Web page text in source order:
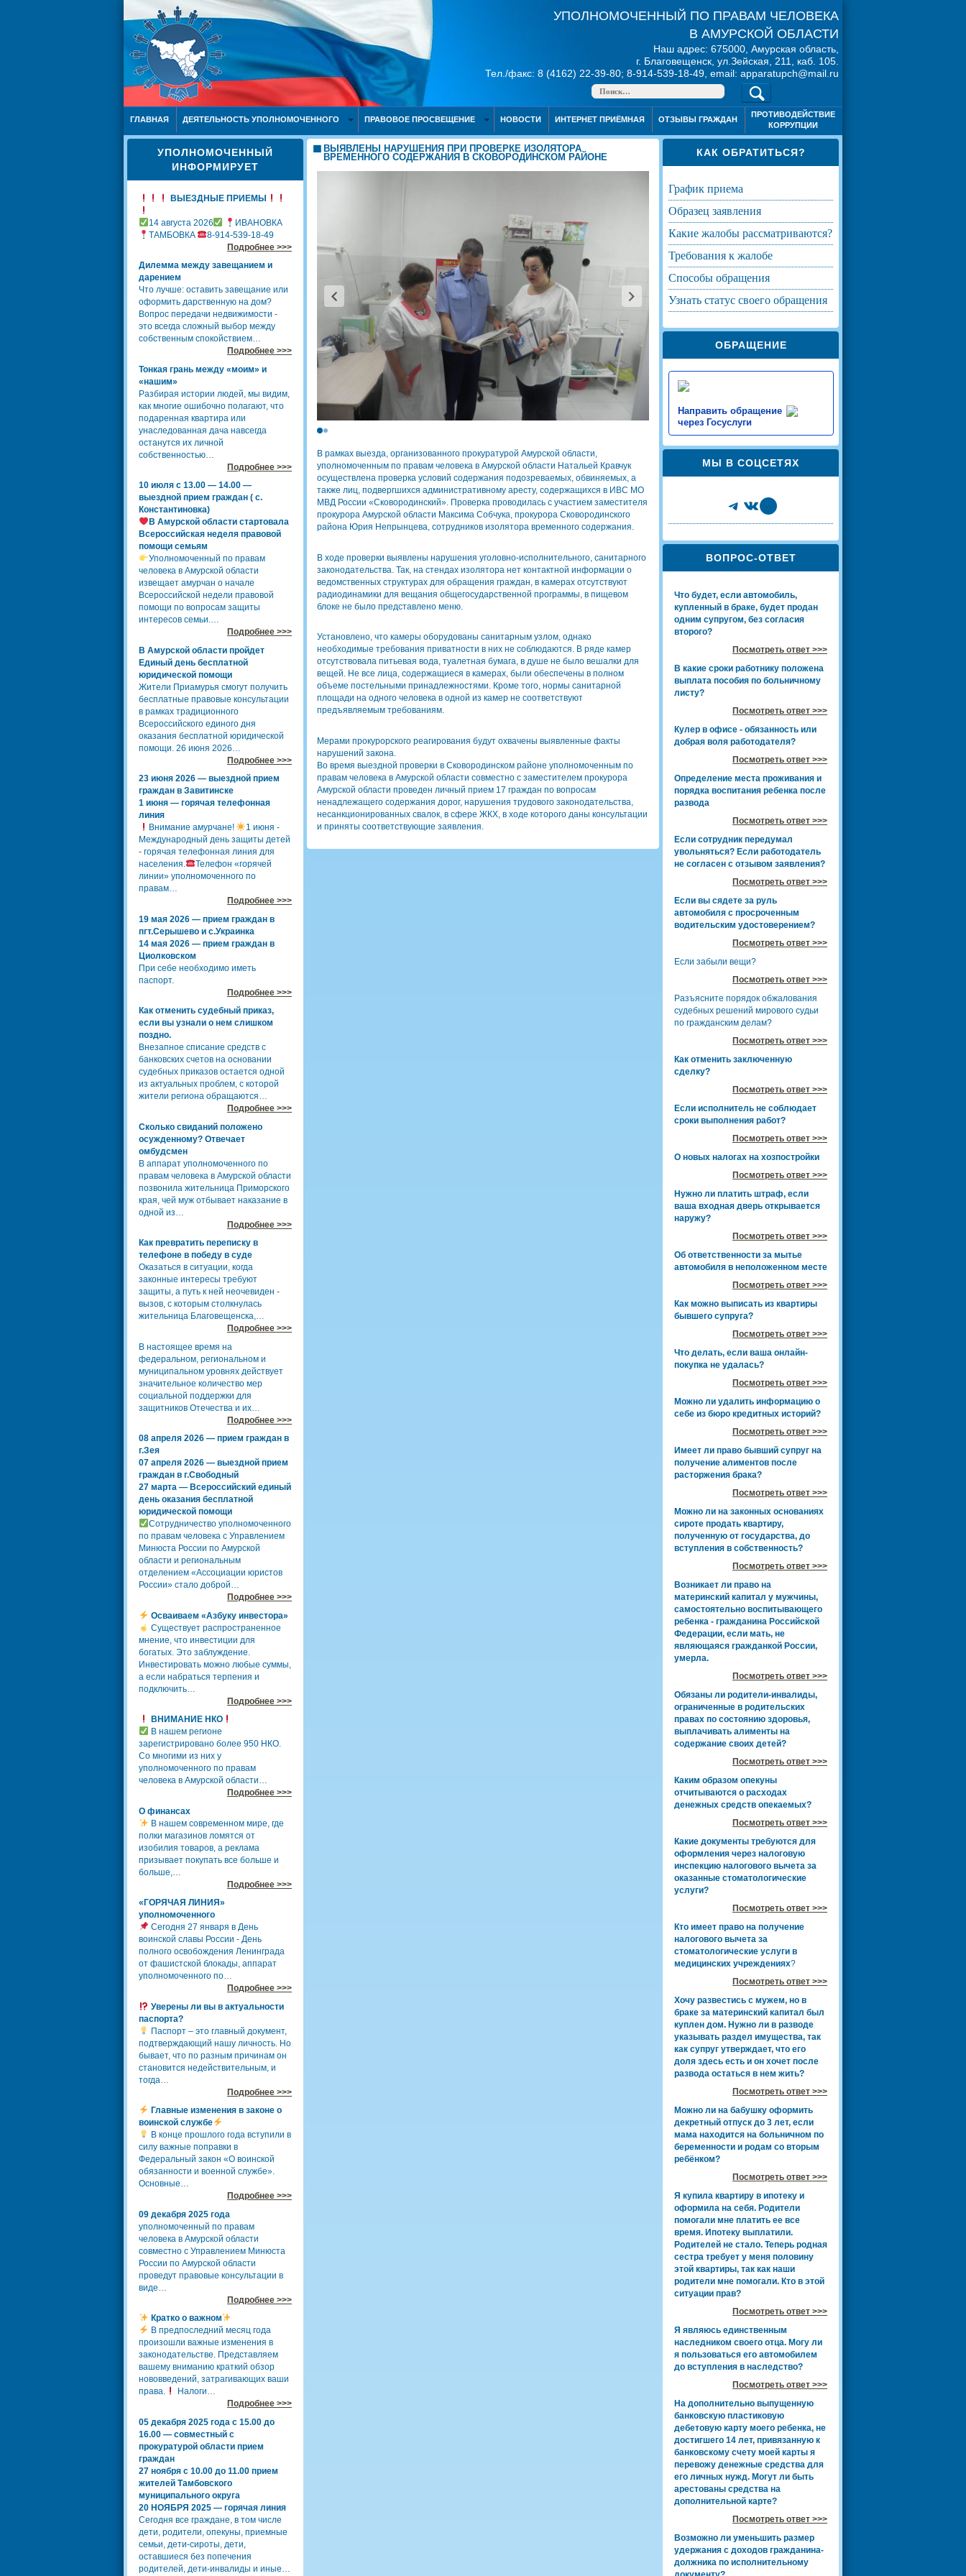
УПОЛНОМОЧЕННЫЙ ПО ПРАВАМ ЧЕЛОВЕКА
В АМУРСКОЙ ОБЛАСТИ
Наш адрес: 675000, Амурская область,
г. Благовещенск, ул.Зейская, 211, каб. 105.
Тел./факс: 8 (4162) 22-39-80; 8-914-539-18-49, email: apparatupch@mail.ru
ГЛАВНАЯ ДЕЯТЕЛЬНОСТЬ УПОЛНОМОЧЕННОГО ПРАВОВОЕ ПРОСВЕЩЕНИЕ НОВОСТИ ИНТЕРНЕТ ПРИЁМНАЯ ОТЗЫВЫ ГРАЖДАН
ПРОТИВОДЕЙСТВИЕ
КОРРУПЦИИ
УПОЛНОМОЧЕННЫЙ
ИНФОРМИРУЕТ
ВЫЕЗДНЫЕ ПРИЕМЫ
14 августа 2026
ИВАНОВКА
ТАМБОВКА
8-914-539-18-49
Подробнее >>>
Дилемма между завещанием и
дарением
Что лучше: оставить завещание или
оформить дарственную на дом?
Вопрос передачи недвижимости -
это всегда сложный выбор между
собственным спокойствием…
Подробнее >>>
Тонкая грань между «моим» и
«нашим»
Разбирая истории людей, мы видим,
как многие ошибочно полагают, что
подаренная квартира или
унаследованная дача навсегда
останутся их личной
собственностью…
Подробнее >>>
10 июля с 13.00 — 14.00 —
выездной прием граждан ( с.
Константиновка)
В Амурской области стартовала
Всероссийская неделя правовой
помощи семьям
Уполномоченный по правам
человека в Амурской области
извещает амурчан о начале
Всероссийской недели правовой
помощи по вопросам защиты
интересов семьи.…
Подробнее >>>
В Амурской области пройдет
Единый день бесплатной
юридической помощи
Жители Приамурья смогут получить
бесплатные правовые консультации
в рамках традиционного
Всероссийского единого дня
оказания бесплатной юридической
помощи. 26 июня 2026…
Подробнее >>>
23 июня 2026 — выездной прием
граждан в Завитинске
1 июня — горячая телефонная
линия
Внимание амурчане!
1 июня -
Международный день защиты детей
- горячая телефонная линия для
населения.
Телефон «горячей
линии» уполномоченного по
правам…
Подробнее >>>
19 мая 2026 — прием граждан в
пгт.Серышево и с.Украинка
14 мая 2026 — прием граждан в
Циолковском
При себе необходимо иметь
паспорт.
Подробнее >>>
Как отменить судебный приказ,
если вы узнали о нем слишком
поздно.
Внезапное списание средств с
банковских счетов на основании
судебных приказов остается одной
из актуальных проблем, с которой
жители региона обращаются…
Подробнее >>>
Сколько свиданий положено
осужденному? Отвечает
омбудсмен
В аппарат уполномоченного по
правам человека в Амурской области
позвонила жительница Приморского
края, чей муж отбывает наказание в
одной из…
Подробнее >>>
Как превратить переписку в
телефоне в победу в суде
Оказаться в ситуации, когда
законные интересы требуют
защиты, а путь к ней неочевиден -
вызов, с которым столкнулась
жительница Благовещенска,…
Подробнее >>>
В настоящее время на
федеральном, региональном и
муниципальном уровнях действует
значительное количество мер
социальной поддержки для
защитников Отечества и их…
Подробнее >>>
08 апреля 2026 — прием граждан в
г.Зея
07 апреля 2026 — выездной прием
граждан в г.Свободный
27 марта — Всероссийский единый
день оказания бесплатной
юридической помощи
Сотрудничество уполномоченного
по правам человека с Управлением
Минюста России по Амурской
области и региональным
отделением «Ассоциации юристов
России» стало доброй…
Подробнее >>>
Осваиваем «Азбуку инвестора»
Существует распространенное
мнение, что инвестиции для
богатых. Это заблуждение.
Инвестировать можно любые суммы,
а если набраться терпения и
подключить…
Подробнее >>>
ВНИМАНИЕ НКО
В нашем регионе
зарегистрировано более 950 НКО.
Со многими из них у
уполномоченного по правам
человека в Амурской области…
Подробнее >>>
О финансах
В нашем современном мире, где
полки магазинов ломятся от
изобилия товаров, а реклама
призывает покупать все больше и
больше,…
Подробнее >>>
«ГОРЯЧАЯ ЛИНИЯ»
уполномоченного
Сегодня 27 января в День
воинской славы России - День
полного освобождения Ленинграда
от фашистской блокады, аппарат
уполномоченного по…
Подробнее >>>
Уверены ли вы в актуальности
паспорта?
Паспорт – это главный документ,
подтверждающий нашу личность. Но
бывает, что по разным причинам он
становится недействительным, и
тогда…
Подробнее >>>
Главные изменения в законе о
воинской службе
В конце прошлого года вступили в
силу важные поправки в
Федеральный закон «О воинской
обязанности и военной службе».
Основные…
Подробнее >>>
09 декабря 2025 года
уполномоченный по правам
человека в Амурской области
совместно с Управлением Минюста
России по Амурской области
проведут правовые консультации в
виде…
Подробнее >>>
Кратко о важном
В предпоследний месяц года
произошли важные изменения в
законодательстве. Представляем
вашему вниманию краткий обзор
нововведений, затрагивающих ваши
права.
Налоги…
Подробнее >>>
05 декабря 2025 года с 15.00 до
16.00 — совместный с
прокуратурой области прием
граждан
27 ноября с 10.00 до 11.00 прием
жителей Тамбовского
муниципального округа
20 НОЯБРЯ 2025 — горячая линия
Сегодня все граждане, в том числе
дети, родители, опекуны, приемные
семьи, дети-сироты, дети,
оставшиеся без попечения
родителей, дети-инвалиды и иные…
ВЫЯВЛЕНЫ НАРУШЕНИЯ ПРИ ПРОВЕРКЕ ИЗОЛЯТОРА
ВРЕМЕННОГО СОДЕРЖАНИЯ В СКОВОРОДИНСКОМ РАЙОНЕ
В рамках выезда, организованного прокуратурой Амурской области,
уполномоченным по правам человека в Амурской области Натальей Кравчук
осуществлена проверка условий содержания подозреваемых, обвиняемых, а
также лиц, подвергшихся административному аресту, содержащихся в ИВС МО
МВД России «Сковородинский». Проверка проводилась с участием заместителя
прокурора Амурской области Максима Собчука, прокурора Сковородинского
района Юрия Непрынцева, сотрудников изолятора временного содержания.
В ходе проверки выявлены нарушения уголовно-исполнительного, санитарного
законодательства. Так, на стендах изолятора нет контактной информации о
ведомственных структурах для обращения граждан, в камерах отсутствуют
радиодинамики для вещания общегосударственной программы, в пищевом
блоке не было представлено меню.
Установлено, что камеры оборудованы санитарным узлом, однако
необходимые требования приватности в них не соблюдаются. В ряде камер
отсутствовала питьевая вода, туалетная бумага, в душе не было вешалки для
вещей. Не все лица, содержащиеся в камерах, были обеспечены в полном
объеме постельными принадлежностями. Кроме того, нормы санитарной
площади на одного человека в одной из камер не соответствуют
предъявляемым требованиям.
Мерами прокурорского реагирования будут охвачены выявленные факты
нарушений закона.
Во время выездной проверки в Сковородинском районе уполномоченным по
правам человека в Амурской области совместно с заместителем прокурора
Амурской области проведен личный прием 17 граждан по вопросам
ненадлежащего содержания дорог, нарушения трудового законодательства,
несанкционированных свалок, в сфере ЖКХ, в ходе которого даны консультации
и приняты соответствующие заявления.
КАК ОБРАТИТЬСЯ?
график приема
образец заявления
какие жалобы рассматриваются?
требования к жалобе
способы обращения
узнать статус своего обращения
ОБРАЩЕНИЕ
Направить обращение
через Госуслуги
МЫ В СОЦСЕТЯХ
Telegram
VKShare Icon
ВОПРОС-ОТВЕТ
Что будет, если автомобиль,
купленный в браке, будет продан
одним супругом, без согласия
второго?
Посмотреть ответ >>>
В какие сроки работнику положена
выплата пособия по больничному
листу?
Посмотреть ответ >>>
Кулер в офисе - обязанность или
добрая воля работодателя?
Посмотреть ответ >>>
Определение места проживания и
порядка воспитания ребенка после
развода
Посмотреть ответ >>>
Если сотрудник передумал
увольняться? Если работодатель
не согласен с отзывом заявления?
Посмотреть ответ >>>
Если вы сядете за руль
автомобиля с просроченным
водительским удостоверением?
Посмотреть ответ >>>
Если забыли вещи?
Посмотреть ответ >>>
Разъясните порядок обжалования
судебных решений мирового судьи
по гражданским делам?
Посмотреть ответ >>>
Как отменить заключенную
сделку?
Посмотреть ответ >>>
Если исполнитель не соблюдает
сроки выполнения работ?
Посмотреть ответ >>>
О новых налогах на хозпостройки
Посмотреть ответ >>>
Нужно ли платить штраф, если
ваша входная дверь открывается
наружу?
Посмотреть ответ >>>
Об ответственности за мытье
автомобиля в неположенном месте
Посмотреть ответ >>>
Как можно выписать из квартиры
бывшего супруга?
Посмотреть ответ >>>
Что делать, если ваша онлайн-
покупка не удалась?
Посмотреть ответ >>>
Можно ли удалить информацию о
себе из бюро кредитных историй?
Посмотреть ответ >>>
Имеет ли право бывший супруг на
получение алиментов после
расторжения брака?
Посмотреть ответ >>>
Можно ли на законных основаниях
сироте продать квартиру,
полученную от государства, до
вступления в собственность?
Посмотреть ответ >>>
Возникает ли право на
материнский капитал у мужчины,
самостоятельно воспитывающего
ребенка - гражданина Российской
Федерации, если мать, не
являющаяся гражданкой России,
умерла.
Посмотреть ответ >>>
Обязаны ли родители-инвалиды,
ограниченные в родительских
правах по состоянию здоровья,
выплачивать алименты на
содержание своих детей?
Посмотреть ответ >>>
Каким образом опекуны
отчитываются о расходах
денежных средств опекаемых?
Посмотреть ответ >>>
Какие документы требуются для
оформления через налоговую
инспекцию налогового вычета за
оказанные стоматологические
услуги?
Посмотреть ответ >>>
Кто имеет право на получение
налогового вычета за
стоматологические услуги в
медицинских учреждениях?
Посмотреть ответ >>>
Хочу развестись с мужем, но в
браке за материнский капитал был
куплен дом. Нужно ли в разводе
указывать раздел имущества, так
как супруг утверждает, что его
доля здесь есть и он хочет после
развода остаться в нем жить?
Посмотреть ответ >>>
Можно ли на бабушку оформить
декретный отпуск до 3 лет, если
мама находится на больничном по
беременности и родам со вторым
ребёнком?
Посмотреть ответ >>>
Я купила квартиру в ипотеку и
оформила на себя. Родители
помогали мне платить ее все
время. Ипотеку выплатили.
Родителей не стало. Теперь родная
сестра требует у меня половину
этой квартиры, так как наши
родители мне помогали. Кто в этой
ситуации прав?
Посмотреть ответ >>>
Я являюсь единственным
наследником своего отца. Могу ли
я пользоваться его автомобилем
до вступления в наследство?
Посмотреть ответ >>>
На дополнительно выпущенную
банковскую пластиковую
дебетовую карту моего ребенка, не
достигшего 14 лет, привязанную к
банковскому счету моей карты я
перевожу денежные средства для
его личных нужд. Могут ли быть
арестованы средства на
дополнительной карте?
Посмотреть ответ >>>
Возможно ли уменьшить размер
удержания с доходов гражданина-
должника по исполнительному